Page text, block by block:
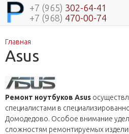
+7 (965) 302-64-41
+7 (968) 470-00-74
Вы здесь
Главная
Asus
Ремонт ноутбуков Asus
специалистами в
Домодедово. Особое внимание
сложностям ремонтируемых